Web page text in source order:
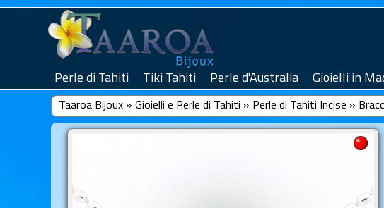
Perle di Tahiti Tiki Tahiti Perle d'Australia Gioielli in
Taaroa Bijoux» Gioielli e Perle di Tahiti » Perle di Tahiti Incise »